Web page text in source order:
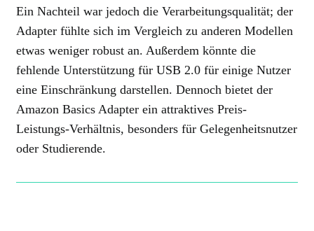
Ein Nachteil war jedoch die Verarbeitungsqualität; der
Adapter fühlte sich im Vergleich zu anderen Modellen
etwas weniger robust an. Außerdem könnte die
fehlende Unterstützung für USB 2.0 für einige Nutzer
eine Einschränkung darstellen. Dennoch bietet der
Amazon Basics Adapter ein attraktives Preis-
Leistungs-Verhältnis, besonders für Gelegenheitsnutzer
oder Studierende.